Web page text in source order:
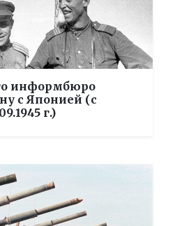
информбюро
с Японией (с
г.)